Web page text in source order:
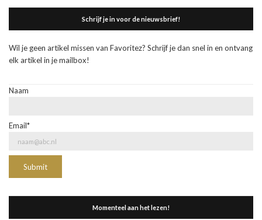
Schrijf je in voor de nieuwsbrief!
Wil je geen artikel missen van Favoritez? Schrijf je dan snel in en ontvang
elk artikel in je mailbox!
Naam
Email*
Momenteel aan het lezen!